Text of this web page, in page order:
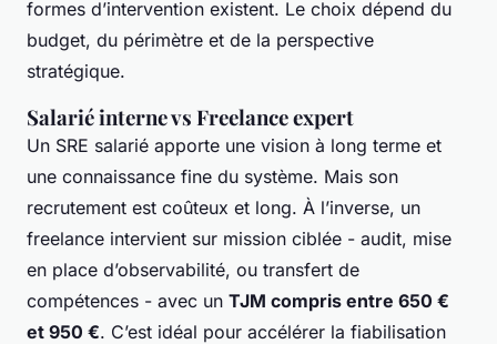
formes d’intervention existent. Le choix dépend du
budget, du périmètre et de la perspective
stratégique.
Salarié interne vs Freelance expert
Un SRE salarié apporte une vision à long terme et
une connaissance fine du système. Mais son
recrutement est coûteux et long. À l’inverse, un
freelance intervient sur mission ciblée - audit, mise
en place d’observabilité, ou transfert de
compétences - avec un TJM compris entre 650 €
et 950 €. C’est idéal pour accélérer la fiabilisation